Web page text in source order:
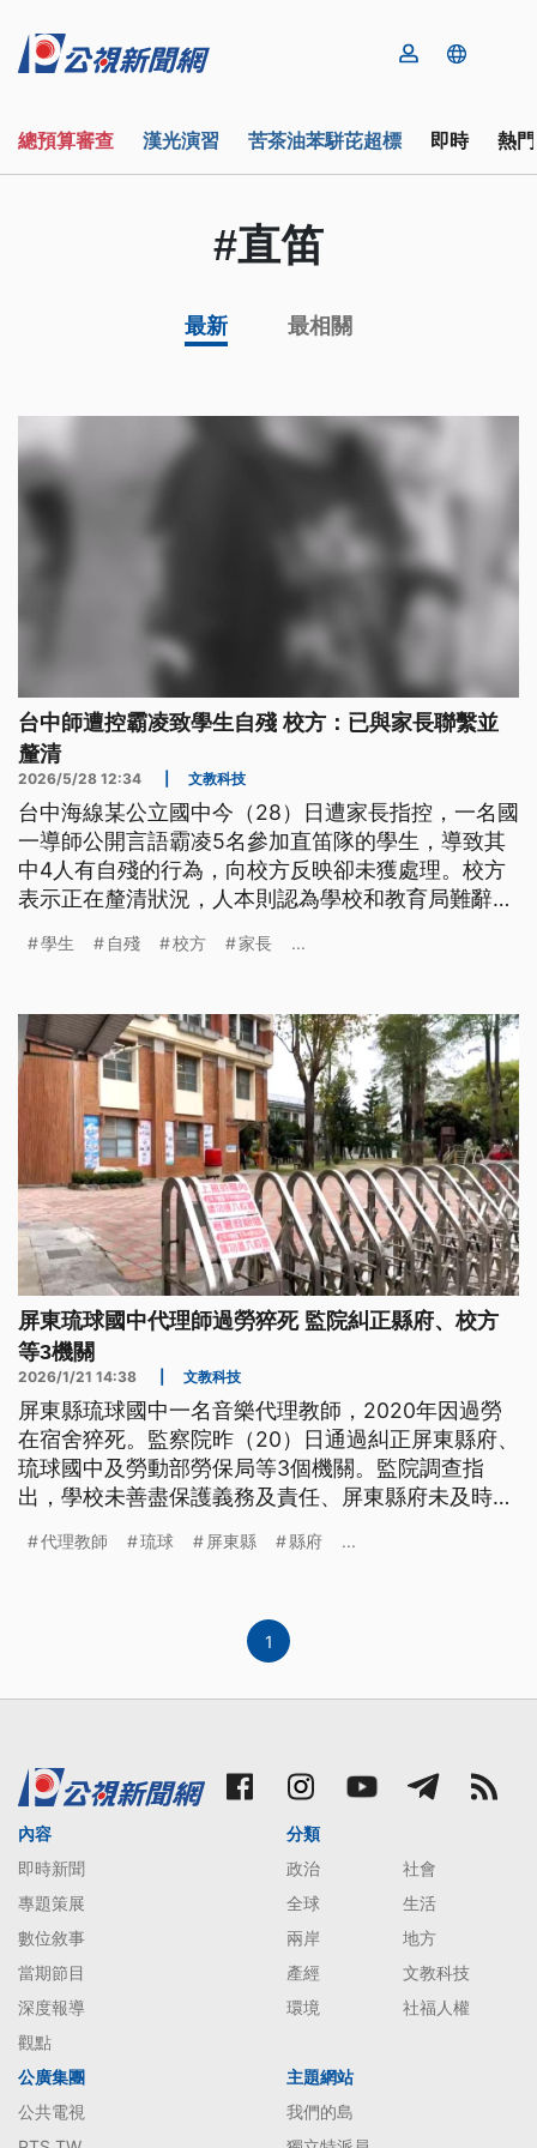
總預算審查 漢光演習 苦茶油苯駢芘超標 即時 熱
#直笛
最新 最相關
台中師遭控霸凌致學生自殘 校方：已與家長聯繫並
釐清
2026/5/28 12:34 文教科技
台中海線某公立國中今（28）日遭家長指控，一名國
一導師公開言語霸凌5名參加直笛隊的學生，導致其
中4人有自殘的行為，向校方反映卻未獲處理。校方
表示正在釐清狀況，人本則認為學校和教育局難辭其
學生 自殘 校方 家長 ...
屏東琉球國中代理師過勞猝死 監院糾正縣府、校方
等3機關
2026/1/21 14:38 文教科技
屏東縣琉球國中一名音樂代理教師，2020年因過勞
在宿舍猝死。監察院昨（20）日通過糾正屏東縣府、
琉球國中及勞動部勞保局等3個機關。監院調查指
出，學校未善盡保護義務及責任、屏東縣府未及時深
責，嚴重損害家屬權益。
代理教師 琉球 屏東縣 縣府 ...
1
內容
即時新聞
專題策展
數位敘事
當期節目
深度報導
觀點
分類
政治
社會
全球
生活
兩岸
地方
產經
文教科技
環境
社福人權
公廣集團
公共電視
主題網站
我們的島